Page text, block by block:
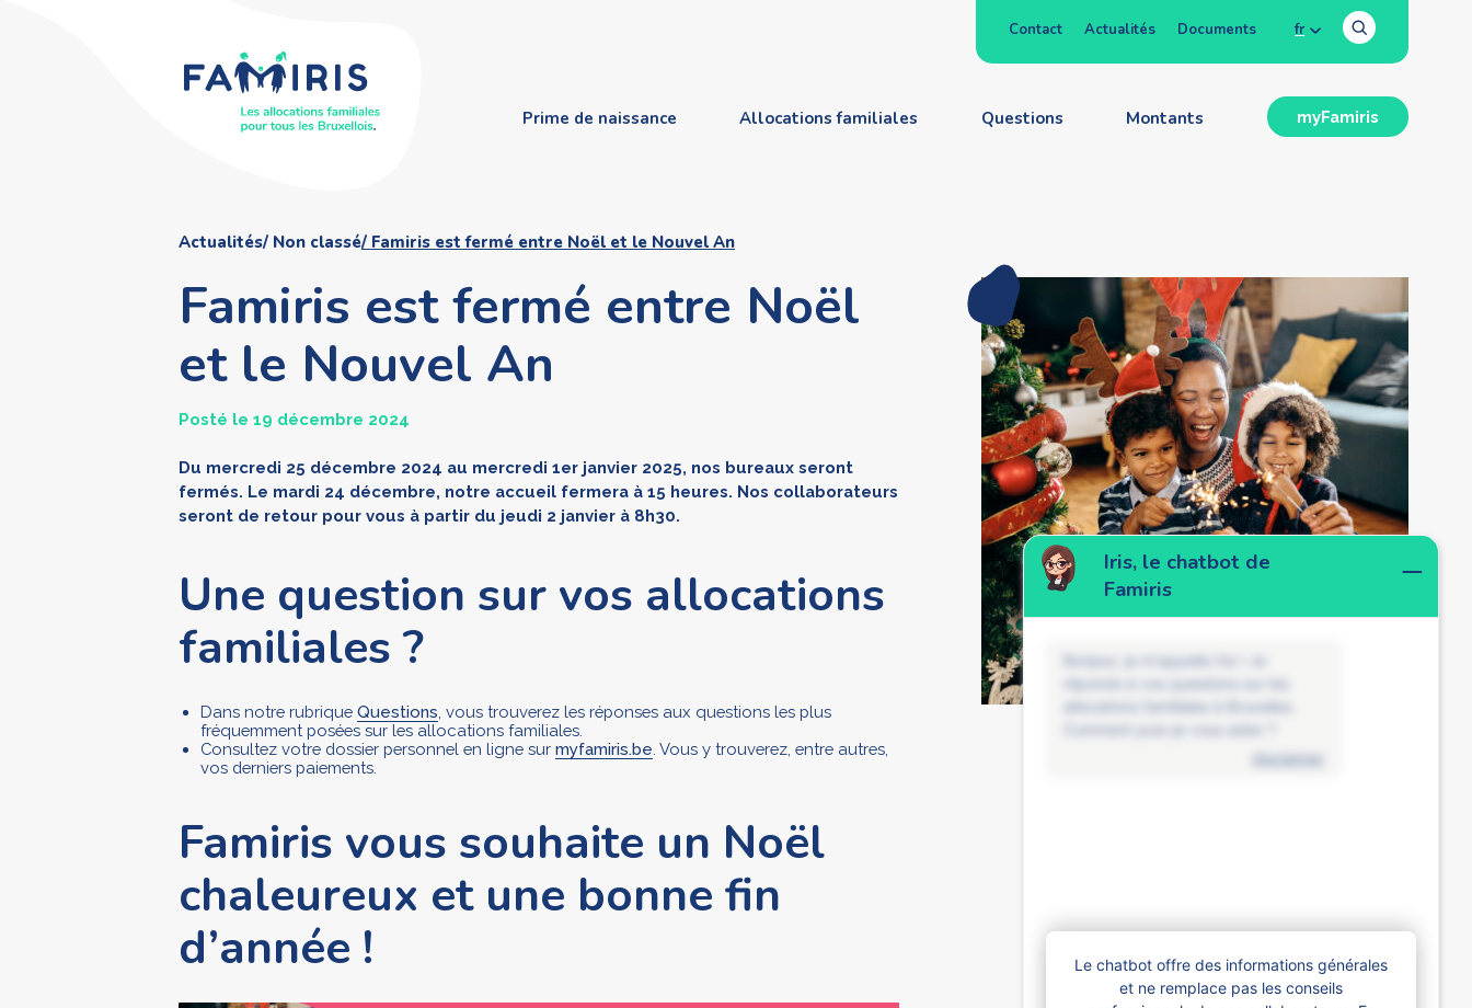
Iris, le chatbot de
Famiris
Bonjour, je m'appelle Iris ! Je
réponds à vos questions sur les
allocations familiales à Bruxelles.
Comment puis-je vous aider ?
disclaimer
Le chatbot offre des informations générales
et ne remplace pas les conseils
Contact Actualités Documents fr
Prime de naissance Allocations familiales Questions Montants myFamiris
Actualités Non classé Famiris est fermé entre Noël et le Nouvel An
Famiris est fermé entre Noël
et le Nouvel An
Posté le 19 décembre 2024
Du mercredi 25 décembre 2024 au mercredi 1er janvier 2025, nos bureaux seront
fermés. Le mardi 24 décembre, notre accueil fermera à 15 heures. Nos collaborateurs
seront de retour pour vous à partir du jeudi 2 janvier à 8h30.
Une question sur vos allocations
familiales ?
Dans notre rubrique Questions , vous trouverez les réponses aux questions les plus
fréquemment posées sur les allocations familiales.
Consultez votre dossier personnel en ligne sur myfamiris.be . Vous y trouverez, entre autres,
vos derniers paiements.
Famiris vous souhaite un Noël
chaleureux et une bonne fin
d’année !